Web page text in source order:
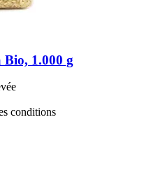
1.000 g
conditions